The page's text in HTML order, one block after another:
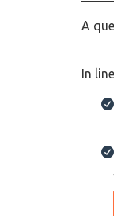
A
In